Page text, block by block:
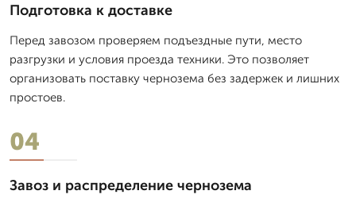
Подготовка к доставке
Перед завозом проверяем подъездные пути, место
разгрузки и условия проезда техники. Это позволяет
организовать поставку чернозема без задержек и лишних
простоев.
04
Завоз и распределение чернозема